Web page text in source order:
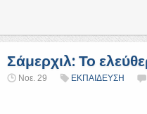
Σάμερχιλ: Το
Νοε. 29 ΕΚΠΑΙΔΕΥΣΗ